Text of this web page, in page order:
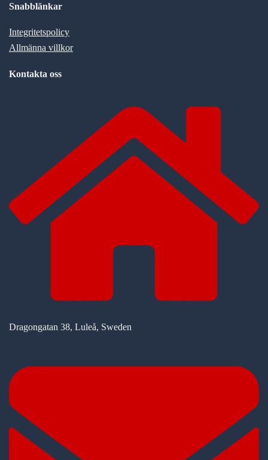
Snabblänkar
Integritetspolicy
Allmänna villkor
Kontakta oss
Dragongatan 38, Luleå, Sweden